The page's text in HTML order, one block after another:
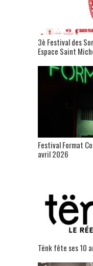
3è Festival des
Espace Saint
Festival Format
avril 2026
Tënk fête ses 10